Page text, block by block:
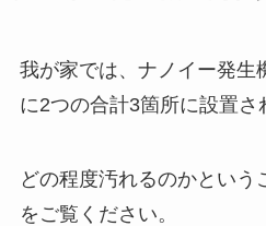
我が家では、ナノイー発生
に2つの合計3箇所に設置さ
どの程度汚れるのかという
をご覧ください。